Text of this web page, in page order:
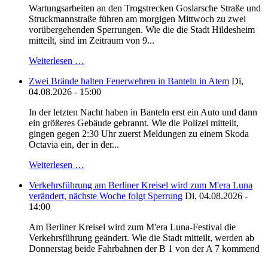
Wartungsarbeiten an den Trogstrecken Goslarsche Straße und
Struckmannstraße führen am morgigen Mittwoch zu zwei
vorübergehenden Sperrungen. Wie die die Stadt Hildesheim
mitteilt, sind im Zeitraum von 9...
Weiterlesen …
Zwei Brände halten Feuerwehren in Banteln in Atem Di,
04.08.2026 - 15:00
In der letzten Nacht haben in Banteln erst ein Auto und dann
ein größeres Gebäude gebrannt. Wie die Polizei mitteilt,
gingen gegen 2:30 Uhr zuerst Meldungen zu einem Skoda
Octavia ein, der in der...
Weiterlesen …
Verkehrsführung am Berliner Kreisel wird zum M'era Luna
verändert, nächste Woche folgt Sperrung Di, 04.08.2026 -
14:00
Am Berliner Kreisel wird zum M'era Luna-Festival die
Verkehrsführung geändert. Wie die Stadt mitteilt, werden ab
Donnerstag beide Fahrbahnen der B 1 von der A 7 kommend